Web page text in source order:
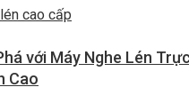
với Máy Nghe Lén
Cao